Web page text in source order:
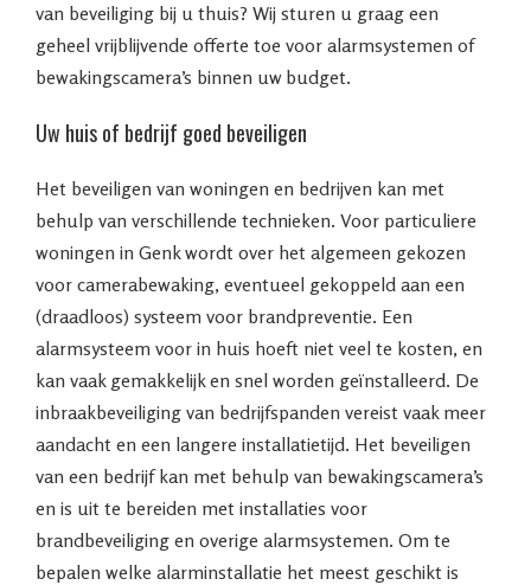
van beveiliging bij u thuis? Wij sturen u graag een
geheel vrijblijvende offerte toe voor alarmsystemen of
bewakingscamera’s binnen uw budget.
Uw huis of bedrijf goed beveiligen
Het beveiligen van woningen en bedrijven kan met
behulp van verschillende technieken. Voor particuliere
woningen in Genk wordt over het algemeen gekozen
voor camerabewaking, eventueel gekoppeld aan een
(draadloos) systeem voor brandpreventie. Een
alarmsysteem voor in huis hoeft niet veel te kosten, en
kan vaak gemakkelijk en snel worden geïnstalleerd. De
inbraakbeveiliging van bedrijfspanden vereist vaak meer
aandacht en een langere installatietijd. Het beveiligen
van een bedrijf kan met behulp van bewakingscamera’s
en is uit te bereiden met installaties voor
brandbeveiliging en overige alarmsystemen. Om te
bepalen welke alarminstallatie het meest geschikt is